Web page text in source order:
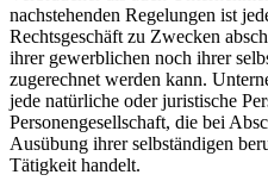
nachstehenden Regelungen ist
Rechtsgeschäft zu Zwecken
ihrer gewerblichen noch ihrer
zugerechnet werden kann.
jede natürliche oder juristische
Personengesellschaft, die bei
Ausübung ihrer selbständigen
Tätigkeit handelt.